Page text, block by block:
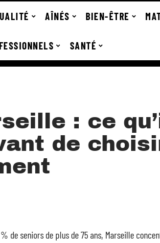
AÎNÉS BIEN-ÊTRE
SANTÉ
: ce
de
de seniors de plus de 75 ans, Marseille